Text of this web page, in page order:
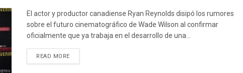
El actor y productor canadiense Ryan Reynolds disipó los rumores
sobre el futuro cinematográfico de Wade Wilson al confirmar
oficialmente que ya trabaja en el desarrollo de una...
READ MORE